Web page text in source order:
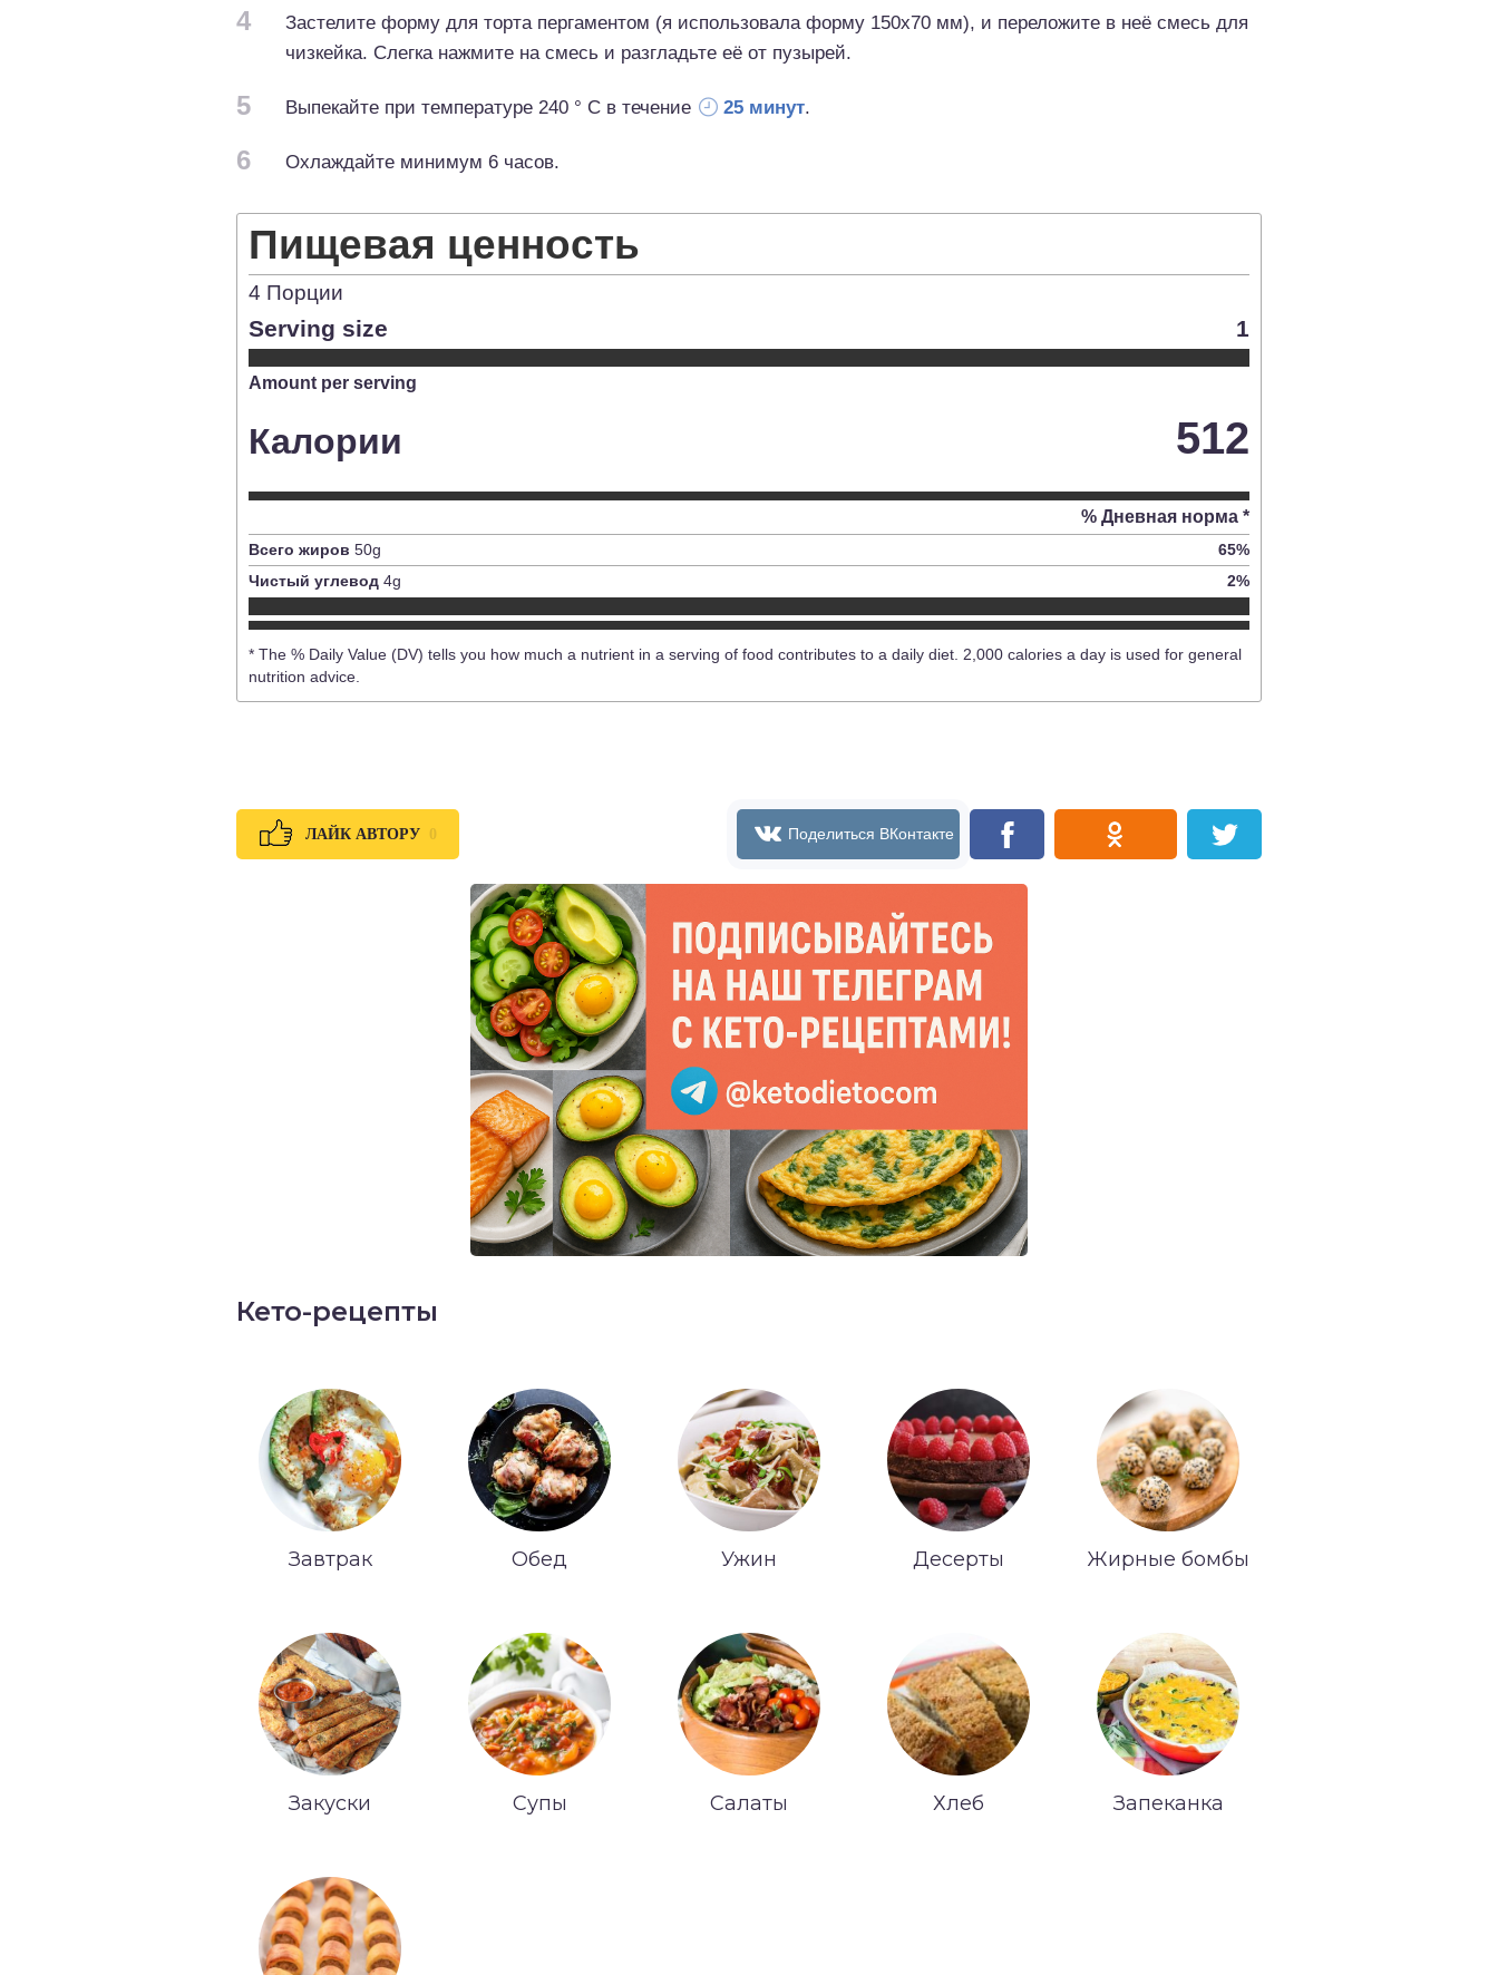
4
Застелите форму для торта пергаментом (я использовала форму 150x70 мм), и переложите в неё смесь для
чизкейка. Слегка нажмите на смесь и разгладьте её от пузырей.
5 Выпекайте при температуре 240 ° C в течение 25 минут.
6 Охлаждайте минимум 6 часов.
Пищевая ценность
4 Порции
Serving size 1
Amount per serving
Калории 512
% Дневная норма *
Всего жиров 50g 65%
Чистый углевод 4g 2%
* The % Daily Value (DV) tells you how much a nutrient in a serving of food contributes to a daily diet. 2,000 calories a day is used for general
nutrition advice.
ЛАЙК АВТОРУ 0
Кето-рецепты
Завтрак Обед Ужин Десерты Жирные бомбы
Закуски Супы Салаты Хлеб Запеканка